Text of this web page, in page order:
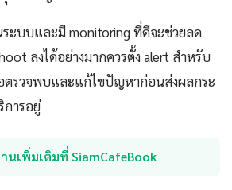
ระบบและมี monitoring ที่ดีจะช่วยลด
ลงได้อย่างมากควรตั้ง alert สำหรับ
รวจพบและแก้ไขปัญหาก่อนส่งผลกระ
การอยู่
นเพิ่มเติมที่ SiamCafeBook